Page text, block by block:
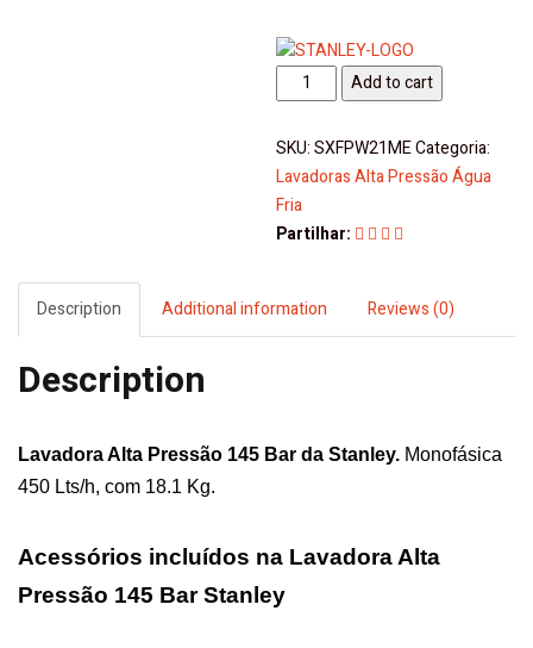
Lavadora
Alta
Pressão
145
Bar
Stanley
Add to cart
SKU:SXFPW21MECategoria:
Lavadoras Alta Pressão Água
Fria
Partilhar:
Description Additional information Reviews (0)
Description
Lavadora Alta Pressão 145 Bar da Stanley. Monofásica
450 Lts/h, com 18.1 Kg.
Acessórios incluídos na Lavadora Alta
Pressão 145 Bar Stanley